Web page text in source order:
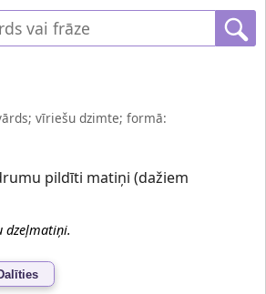
vīriešu dzimte; formā:
pildīti matiņi (dažiem
dzeļmatiņi.